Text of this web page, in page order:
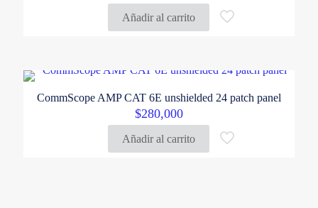
Añadir al carrito
CommScope AMP CAT 6E unshielded 24 patch panel
$280,000
Añadir al carrito